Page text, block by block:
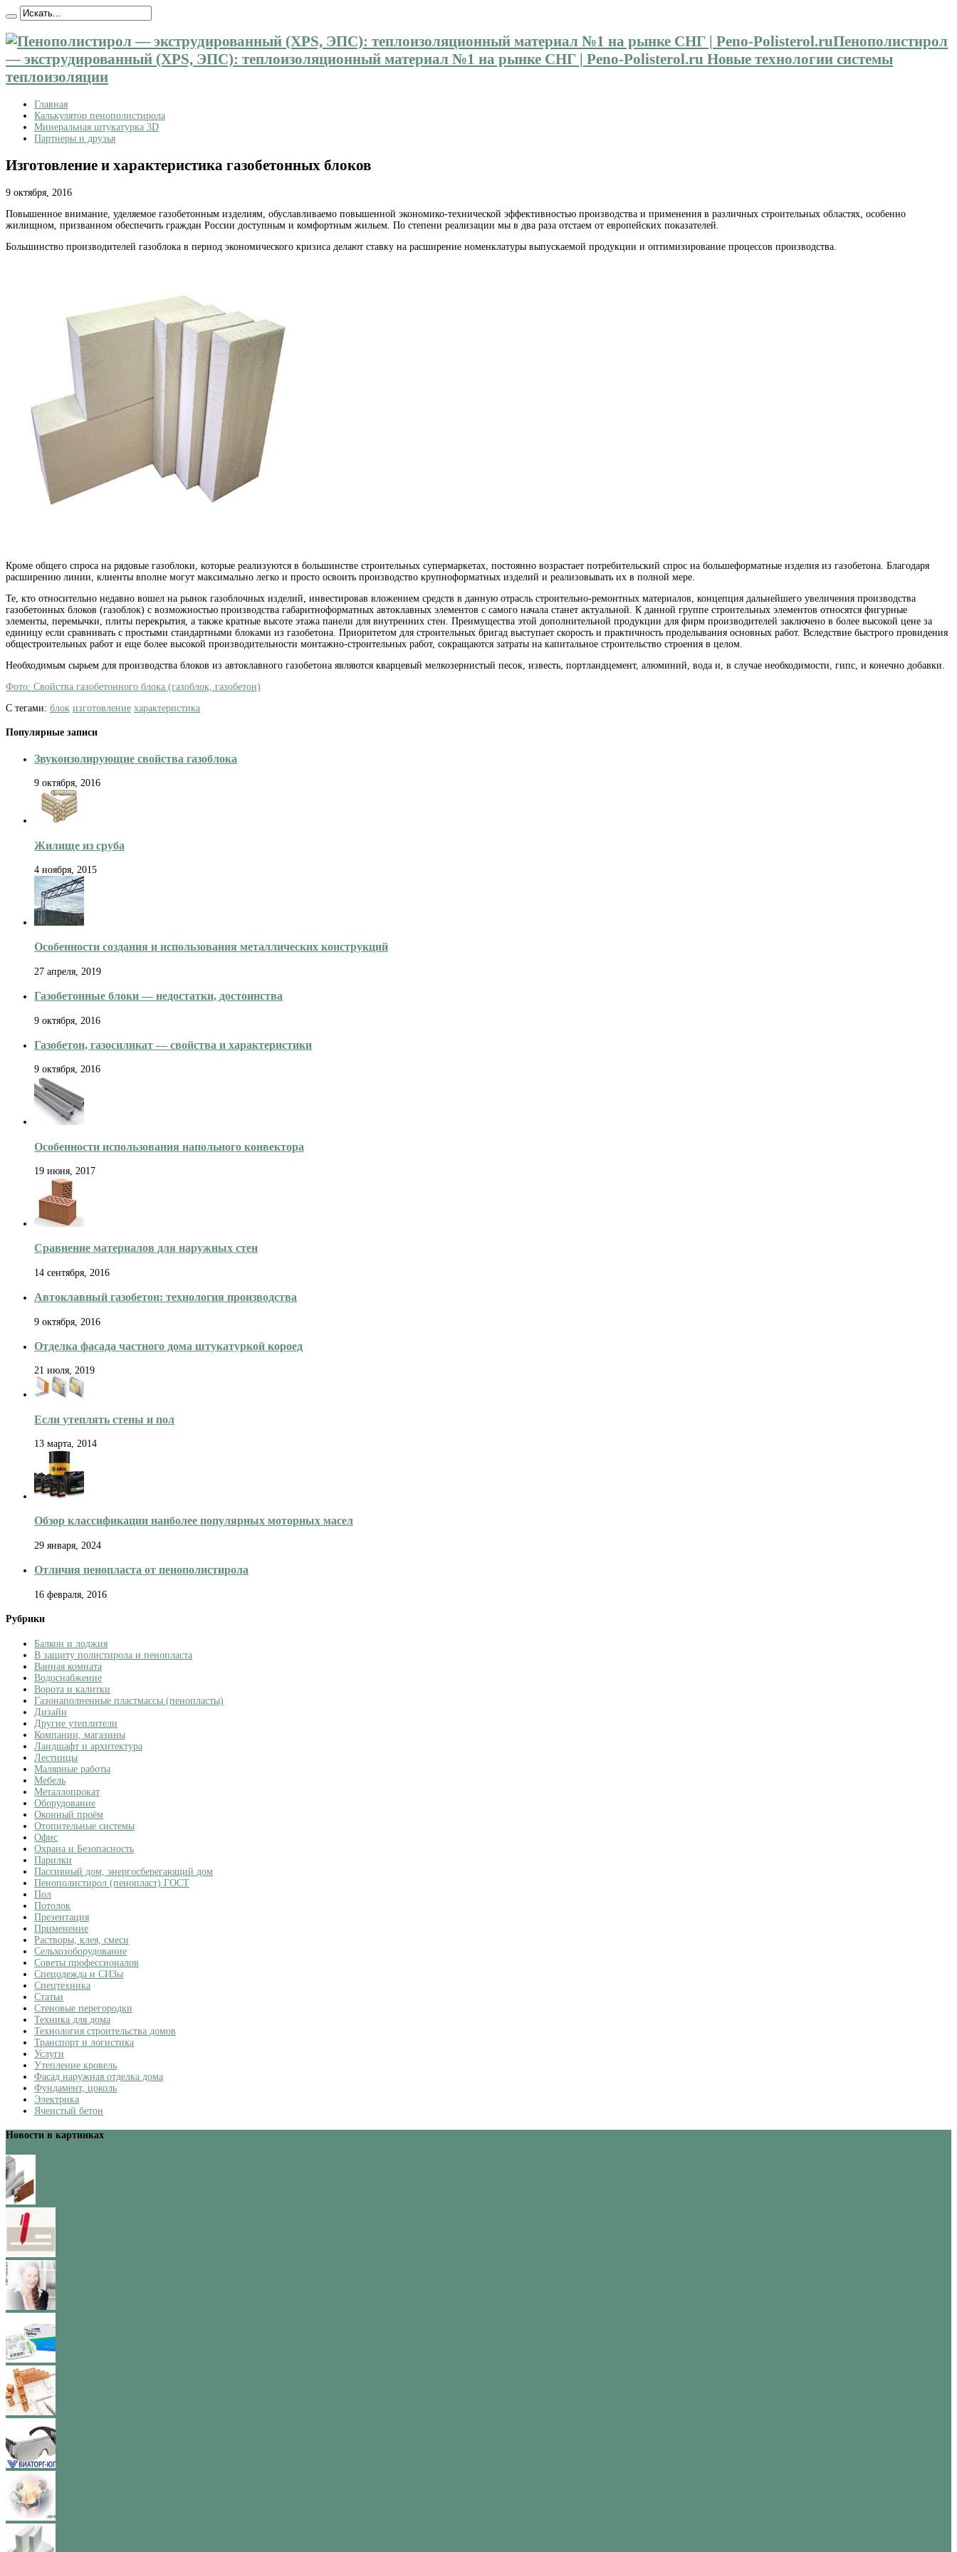
Пенополистирол
— экструдированный (XPS, ЭПС): теплоизоляционный материал №1 на рынке СНГ | Peno-Polisterol.ru Новые технологии системы
теплоизоляции
Главная
Калькулятор пенополистирола
Минеральная штукатурка 3D
Партнеры и друзья
Изготовление и характеристика газобетонных блоков
9 октября, 2016
Повышенное внимание, уделяемое газобетонным изделиям, обуславливаемо повышенной экономико-технической эффективностью производства и применения в различных строительных областях, особенно
жилищном, призванном обеспечить граждан России доступным и комфортным жильем. По степени реализации мы в два раза отстаем от европейских показателей.
Большинство производителей газоблока в период экономического кризиса делают ставку на расширение номенклатуры выпускаемой продукции и оптимизирование процессов производства.
Кроме общего спроса на рядовые газоблоки, которые реализуются в большинстве строительных супермаркетах, постоянно возрастает потребительский спрос на большеформатные изделия из газобетона. Благодаря
расширению линии, клиенты вполне могут максимально легко и просто освоить производство крупноформатных изделий и реализовывать их в полной мере.
Те, кто относительно недавно вошел на рынок газоблочных изделий, инвестировав вложением средств в данную отрасль строительно-ремонтных материалов, концепция дальнейшего увеличения производства
газобетонных блоков (газоблок) с возможностью производства габаритноформатных автоклавных элементов с самого начала станет актуальной. К данной группе строительных элементов относятся фигурные
элементы, перемычки, плиты перекрытия, а также кратные высоте этажа панели для внутренних стен. Преимущества этой дополнительной продукции для фирм производителей заключено в более высокой цене за
единицу если сравнивать с простыми стандартными блоками из газобетона. Приоритетом для строительных бригад выступает скорость и практичность проделывания основных работ. Вследствие быстрого провидения
общестроительных работ и еще более высокой производительности монтажно-строительных работ, сокращаются затраты на капитальное строительство строения в целом.
Необходимым сырьем для производства блоков из автоклавного газобетона являются кварцевый мелкозернистый песок, известь, портландцемент, алюминий, вода и, в случае необходимости, гипс, и конечно добавки.
Фото: Свойства газобетонного блока (газоблок, газобетон)
С тегами: блок изготовление характеристика
Популярные записи
Звукоизолирующие свойства газоблока
9 октября, 2016
Жилище из сруба
4 ноября, 2015
Особенности создания и использования металлических конструкций
27 апреля, 2019
Газобетонные блоки — недостатки, достоинства
9 октября, 2016
Газобетон, газосиликат — свойства и характеристики
9 октября, 2016
Особенности использования напольного конвектора
19 июня, 2017
Сравнение материалов для наружных стен
14 сентября, 2016
Автоклавный газобетон: технология производства
9 октября, 2016
Отделка фасада частного дома штукатуркой короед
21 июля, 2019
Если утеплять стены и пол
13 марта, 2014
Обзор классификации наиболее популярных моторных масел
29 января, 2024
Отличия пенопласта от пенополистирола
16 февраля, 2016
Рубрики
Балкон и лоджия
В защиту полистирола и пенопласта
Ванная комната
Водоснабжение
Ворота и калитки
Газонаполненные пластмассы (пенопласты)
Дизайн
Другие утеплители
Компании, магазины
Ландшафт и архитектура
Лестницы
Малярные работы
Мебель
Металлопрокат
Оборудование
Оконный проём
Отопительные системы
Офис
Охрана и Безопасность
Парилки
Пассивный дом, энергосберегающий дом
Пенополистирол (пенопласт) ГОСТ
Пол
Потолок
Презентация
Применение
Растворы, клея, смеси
Сельхозоборудование
Советы профессионалов
Спецодежда и СИЗы
Спецтехника
Статьи
Стеновые перегородки
Техника для дома
Технология строительства домов
Транспорт и логистика
Услуги
Утепление кровель
Фасад наружная отделка дома
Фундамент, цоколь
Электрика
Ячеистый бетон
Новости в картинках